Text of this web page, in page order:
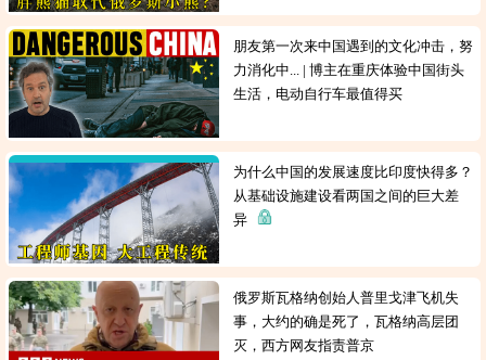
朋友第一次来中国遇到的文化冲击，努
力消化中... | 博主在重庆体验中国街头
生活，电动自行车最值得买
为什么中国的发展速度比印度快得多？
从基础设施建设看两国之间的巨大差
异
俄罗斯瓦格纳创始人普里戈津飞机失
事，大约的确是死了，瓦格纳高层团
灭，西方网友指责普京